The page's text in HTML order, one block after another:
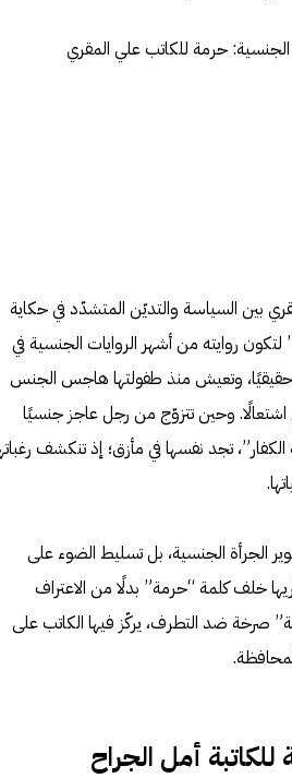
بين السياسة والتديّن المتشدّد في حكاية
لتكون روايته من أشهر الروايات الجنسية في
حقيقيًا، وتعيش منذ طفولتها هاجس الجنس
اشتعالًا. وحين تتزوّج من رجل عاجز جنسيًا
تجد نفسها في مأزق؛ إذ تنكشف
الجرأة الجنسية، بل تسليط الضوء على
خلف كلمة “حرمة” بدلًا من الاعتراف
صرخة ضد التطرف، يركّز فيها الكاتب على